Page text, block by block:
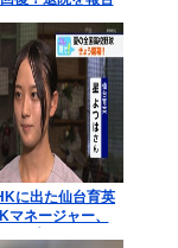
に出た仙台育英
マネージャー、